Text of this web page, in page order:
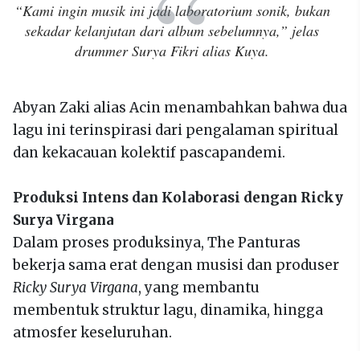
“Kami ingin musik ini jadi laboratorium sonik, bukan
sekadar kelanjutan dari album sebelumnya,” jelas
drummer Surya Fikri alias Kuya.
Abyan Zaki alias Acin menambahkan bahwa dua
lagu ini terinspirasi dari pengalaman spiritual
dan kekacauan kolektif pascapandemi.
Produksi Intens dan Kolaborasi dengan Ricky
Surya Virgana
Dalam proses produksinya, The Panturas
bekerja sama erat dengan musisi dan produser
Ricky Surya Virgana, yang membantu
membentuk struktur lagu, dinamika, hingga
atmosfer keseluruhan.